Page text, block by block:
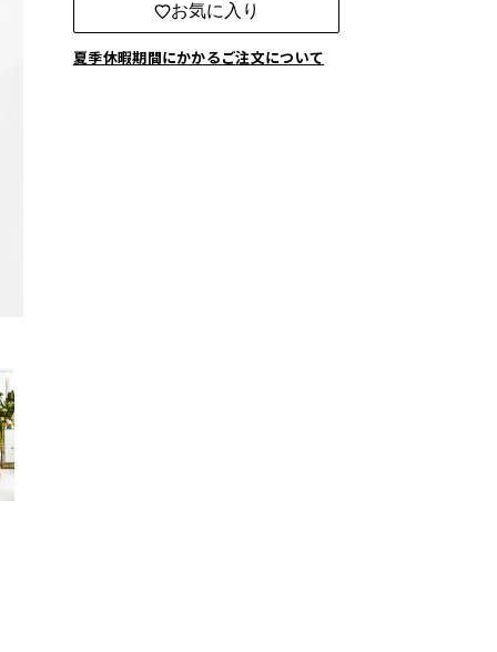
お気に入り
夏季休暇期間にかかるご注文について